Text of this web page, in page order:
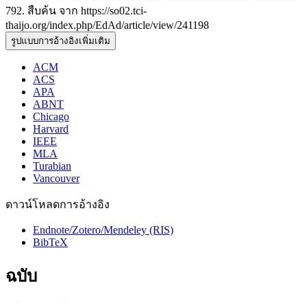
792. สืบค้น จาก https://so02.tci-
thaijo.org/index.php/EdAd/article/view/241198
รูปแบบการอ้างอิงเพิ่มเติม
ACM
ACS
APA
ABNT
Chicago
Harvard
IEEE
MLA
Turabian
Vancouver
ดาวน์โหลดการอ้างอิง
Endnote/Zotero/Mendeley (RIS)
BibTeX
ฉบับ